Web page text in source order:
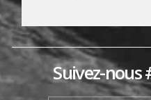
Suivez-nous